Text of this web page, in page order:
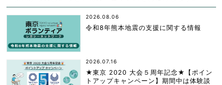
2026.08.06
令和8年熊本地震の支援に関する情報
2026.07.16
★東京 2020 大会５周年記念★【ポイン
トアップキャンペーン】期間中は体験談